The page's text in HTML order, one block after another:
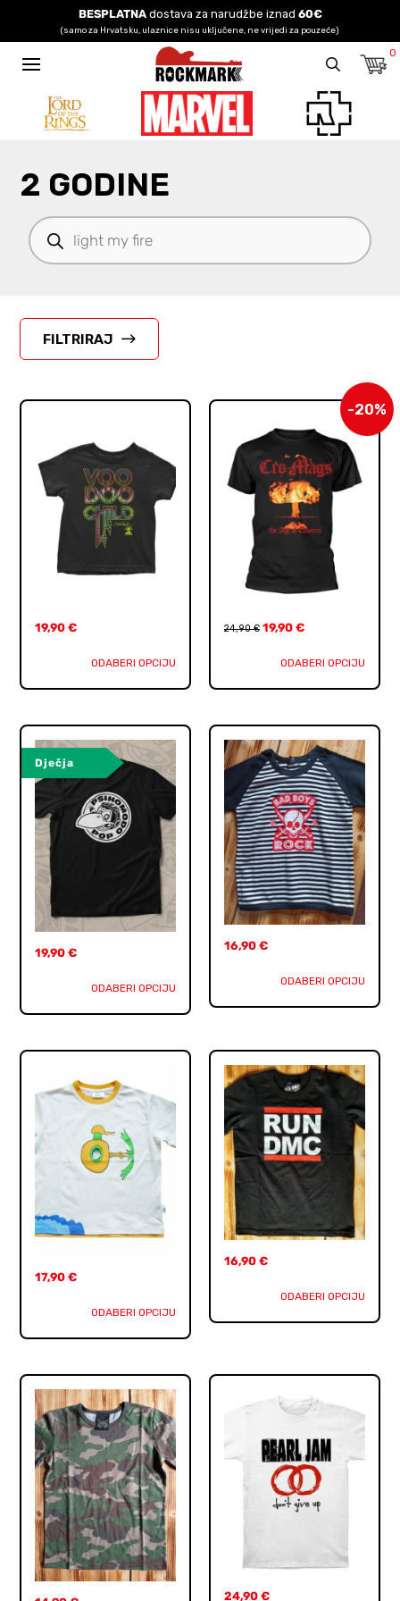
BESPLATNAdostava za narudžbe iznad 60€
(samo za Hrvatsku, ulaznice nisu uključene, ne vrijedi za pouzeće)
0
2 GODINE
Products
search
FILTRIRAJ
19,90€
ODABERI OPCIJU
-20%
24,90€ 19,90 €
ODABERI OPCIJU
Dječja
19,90€
ODABERI OPCIJU
16,90 €
ODABERI OPCIJU
17,90€
ODABERI OPCIJU
16,90 €
ODABERI OPCIJU
24,90 €